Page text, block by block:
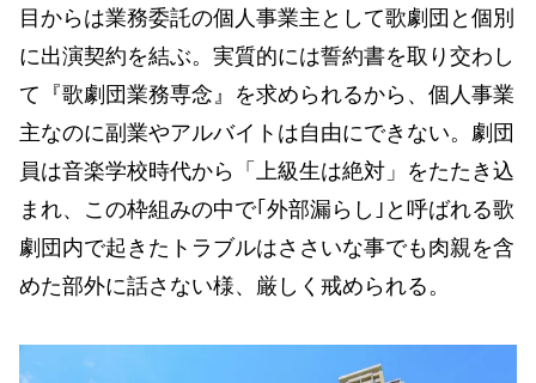
目からは業務委託の個人事業主として歌劇団と個別
に出演契約を結ぶ。実質的には誓約書を取り交わし
て『歌劇団業務専念』を求められるから、個人事業
主なのに副業やアルバイトは自由にできない。劇団
員は音楽学校時代から「上級生は絶対」をたたき込
まれ、この枠組みの中で｢外部漏らし｣と呼ばれる歌
劇団内で起きたトラブルはささいな事でも肉親を含
めた部外に話さない様、厳しく戒められる。